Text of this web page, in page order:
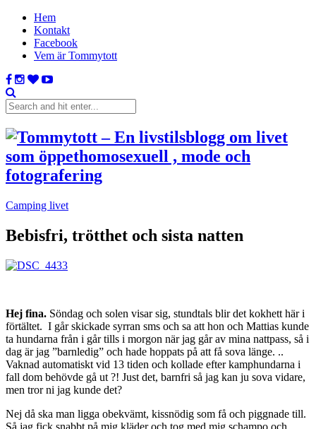
Hem
Kontakt
Facebook
Vem är Tommytott
Camping livet
Bebisfri, trötthet och sista natten
Hej fina. Söndag och solen visar sig, stundtals blir det kokhett här i
förtältet. I går skickade syrran sms och sa att hon och Mattias kunde
ta hundarna från i går tills i morgon när jag går av mina nattpass, så i
dag är jag ”barnledig” och hade hoppats på att få sova länge. ..
Vaknad automatiskt vid 13 tiden och kollade efter kamphundarna i
fall dom behövde gå ut ?! Just det, barnfri så jag kan ju sova vidare,
men tror ni jag kunde det?
Nej då ska man ligga obekvämt, kissnödig som få och piggnade till.
Så jag fick snabbt på mig kläder och tog med mig schampo och